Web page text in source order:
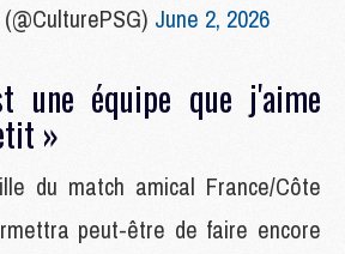
June 2, 2026
une équipe que j'aime
»
du match amical France/Côte
peut-être de faire encore